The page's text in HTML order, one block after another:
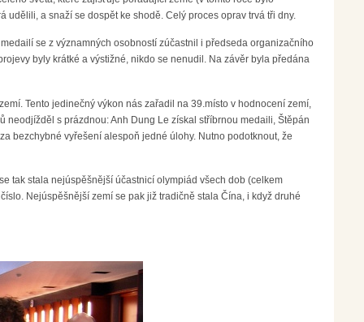
a snaží se dospět ke shodě. Celý proces oprav trvá tři dny.
se z významných osobností zúčastnil i předseda organizačního
byly krátké a výstižné, nikdo se nenudil. Na závěr byla předána
Tento jedinečný výkon nás zařadil na 39.místo v hodnocení zemí,
neodjížděl s prázdnou: Anh Dung Le získal stříbrnou medaili, Štěpán
bezchybné vyřešení alespoň jedné úlohy. Nutno podotknout, že
tak stala nejúspěšnější účastnicí olympiád všech dob (celkem
Nejúspěšnější zemí se pak již tradičně stala Čína, i když druhé